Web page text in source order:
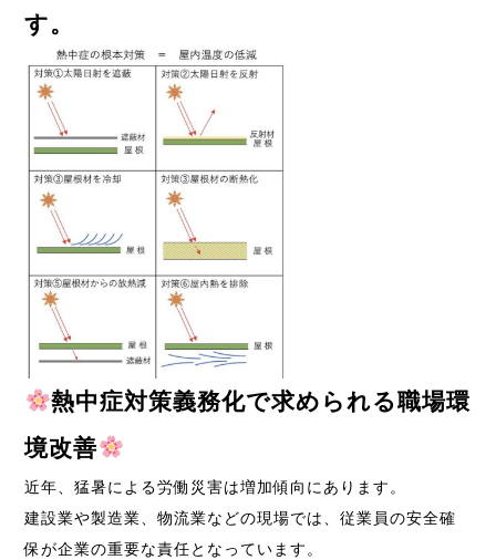
す。
熱中症対策義務化で求められる職場環
境改善
近年、猛暑による労働災害は増加傾向にあります。
建設業や製造業、物流業などの現場では、従業員の安全確
保が企業の重要な責任となっています。